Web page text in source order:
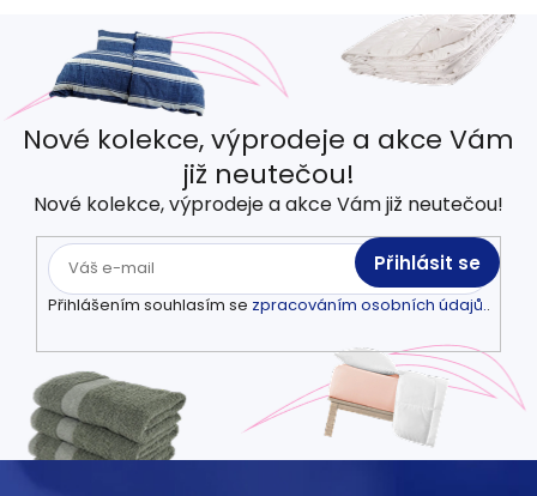
Nové kolekce, výprodeje a akce Vám
již neutečou!
Nové kolekce, výprodeje a akce Vám již neutečou!
Přihlášením souhlasím se zpracováním osobních údajů..
Přihlásit se